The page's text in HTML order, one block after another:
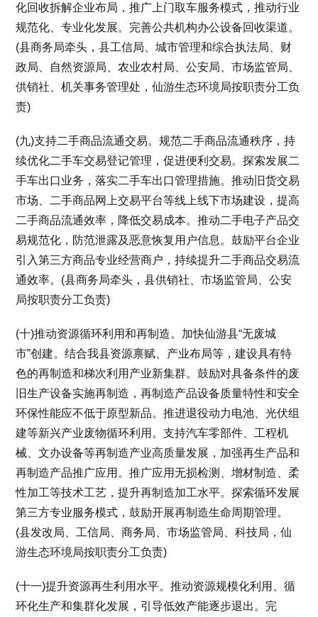
化回收拆解企业布局，推广上门取车服务模式，推动行业
规范化、专业化发展。完善公共机构办公设备回收渠道。
(县商务局牵头，县工信局、城市管理和综合执法局、财
政局、自然资源局、农业农村局、公安局、市场监管局、
供销社、机关事务管理处，仙游生态环境局按职责分工负
责)
(九)支持二手商品流通交易。规范二手商品流通秩序，持
续优化二手车交易登记管理，促进便利交易。探索发展二
手车出口业务，落实二手车出口管理措施。推动旧货交易
市场、二手商品网上交易平台等线上线下市场建设，提高
二手商品流通效率，降低交易成本。推动二手电子产品交
易规范化，防范泄露及恶意恢复用户信息。鼓励平台企业
引入第三方商品专业经营商户，持续提升二手商品交易流
通效率。(县商务局牵头，县供销社、市场监管局、公安
局按职责分工负责)
(十)推动资源循环利用和再制造。加快仙游县“无废城
市”创建。结合我县资源禀赋、产业布局等，建设具有特
色的再制造和梯次利用产业新集群。鼓励对具备条件的废
旧生产设备实施再制造，再制造产品设备质量特性和安全
环保性能应不低于原型新品。推进退役动力电池、光伏组
建等新兴产业废物循环利用。支持汽车零部件、工程机
械、文办设备等再制造产业高质量发展，加强再生产品和
再制造产品推广应用。推广应用无损检测、增材制造、柔
性加工等技术工艺，提升再制造加工水平。探索循环发展
第三方专业服务模式，鼓励开展再制造生命周期管理。
(县发改局、工信局、商务局、市场监管局、科技局，仙
游生态环境局按职责分工负责)
(十一)提升资源再生利用水平。推动资源规模化利用、循
环化生产和集群化发展，引导低效产能逐步退出。完